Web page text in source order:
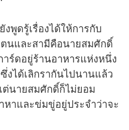
งพูดรู้เรื่องได้ให้การกับ
ตนและสามีคือนายสมศักดิ์
ร์ดอยู่ร้านอาหารแห่งหนึ่ง
งได้เลิกรากันไปนานแล้ว
นายสมศักดิ์ก็ไม่ยอม
หาและข่มขู่อยู่ประจำว่าจะ